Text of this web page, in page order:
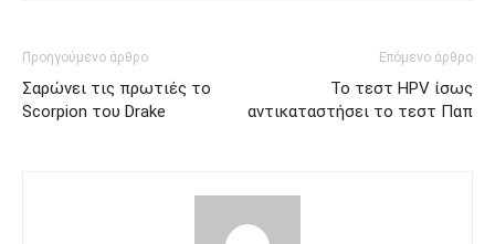
Προηγούμενο άρθρο
Σαρώνει τις πρωτιές το
Scorpion του Drake
Επόμενο άρθρο
Το τεστ HPV ίσως
αντικαταστήσει το τεστ Παπ